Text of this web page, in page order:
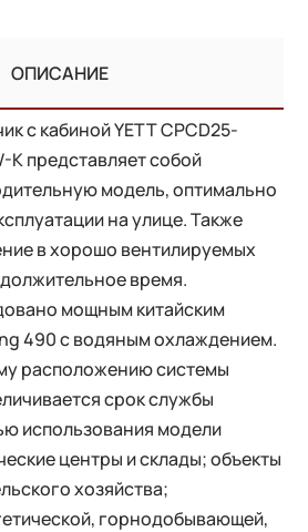
ОПИСАНИЕ
с кабиной YETT CPCD25-
представляет собой
модель, оптимально
на улице. Также
в хорошо вентилируемых
время.
мощным китайским
490 с водяным охлаждением.
расположению системы
срок службы
использования модели
центры и склады; объекты
хозяйства;
горнодобывающей,